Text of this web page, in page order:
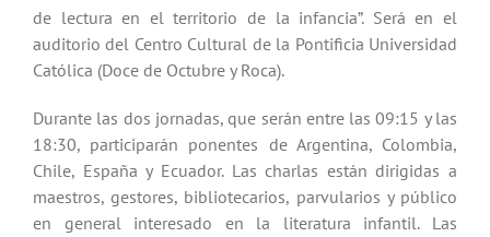
de lectura en el territorio de la infancia”. Será en el
auditorio del Centro Cultural de la Pontificia Universidad
Católica (Doce de Octubre y Roca).
Durante las dos jornadas, que serán entre las 09:15 y las
18:30, participarán ponentes de Argentina, Colombia,
Chile, España y Ecuador. Las charlas están dirigidas a
maestros, gestores, bibliotecarios, parvularios y público
en general interesado en la literatura infantil. Las